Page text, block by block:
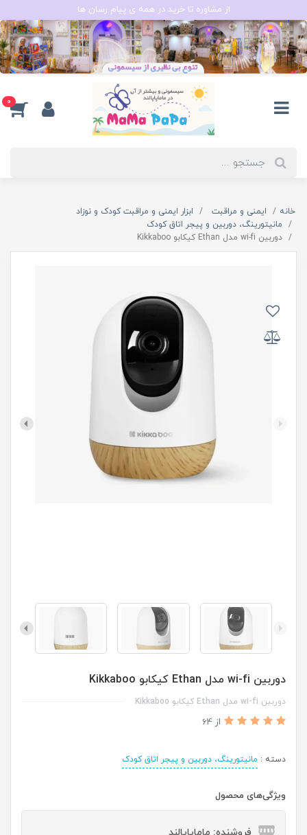
از مشاوره تا خرید در همه ی پیام رسان ها
0
خانه ایمنی و مراقبت
ابزار ایمنی و مراقبت کودک و نوزاد
مانیتورینگ، دوربین و پیجر اتاق کودک
دوربین wi-fi مدل Ethan کیکابو Kikkaboo
دوربین wi-fi مدل Ethan کیکابو Kikkaboo
دوربین wi-fi مدل Ethan کیکابو Kikkaboo
از 64
دسته : مانیتورینگ، دوربین و پیجر اتاق کودک
ویژگی‌های محصول